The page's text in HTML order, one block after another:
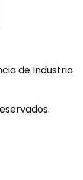
de Industria